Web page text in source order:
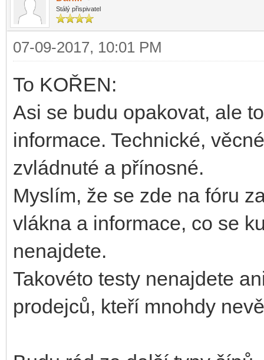
Stálý přispivatel
07-09-2017, 10:01 PM
To KOŘEN:
Asi se budu opakovat, ale
informace. Technické,
zvládnuté a přínosné.
Myslím, že se zde na fóru
vlákna a informace, co se
nenajdete.
Takovéto testy nenajdete
prodejců, kteří mnohdy